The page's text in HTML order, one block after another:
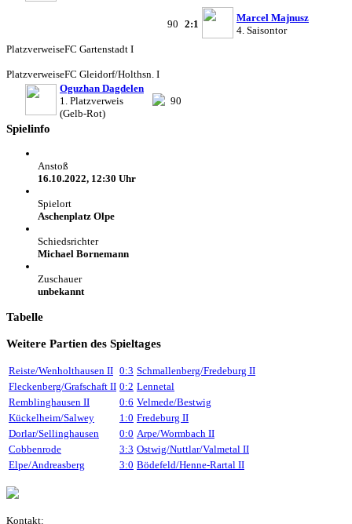
90 2:1
Marcel Majnusz
4. Saisontor
PlatzverweiseFC Gartenstadt I
PlatzverweiseFC Gleidorf/Holthsn. I
Oguzhan Dagdelen
1. Platzverweis
(Gelb-Rot)
90
Spielinfo
Anstoß
16.10.2022, 12:30 Uhr
Spielort
Aschenplatz Olpe
Schiedsrichter
Michael Bornemann
Zuschauer
unbekannt
Tabelle
Weitere Partien des Spieltages
Reiste/Wenholthausen II 0:3 Schmallenberg/Fredeburg II
Fleckenberg/Grafschaft II 0:2 Lennetal
Remblinghausen II
0:6 Velmede/Bestwig
Kückelheim/Salwey
1:0 Fredeburg II
Dorlar/Sellinghausen
0:0 Arpe/Wormbach II
Cobbenrode
3:3 Ostwig/Nuttlar/Valmetal II
Elpe/Andreasberg
3:0 Bödefeld/Henne-Rartal II
Kontakt: